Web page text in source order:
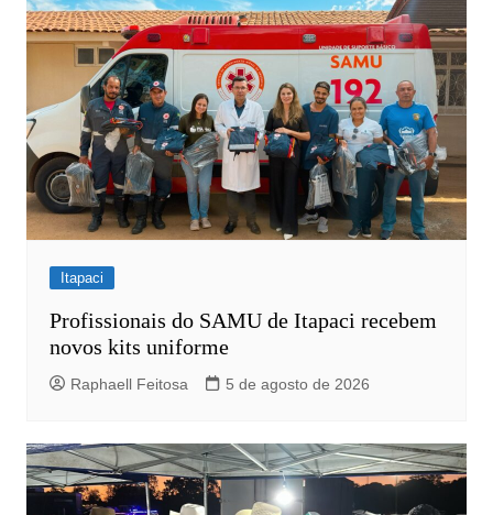
Itapaci
Profissionais do SAMU de Itapaci recebem
novos kits uniforme
Raphaell Feitosa 5 de agosto de 2026